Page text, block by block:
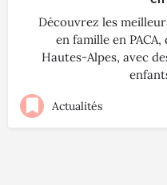
Découvrez les
en famille en
Hautes-Alpes, avec
Actualités